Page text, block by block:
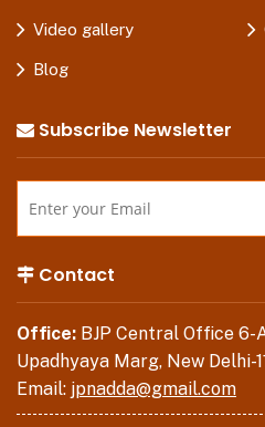
Video gallery
Blog
Subscribe Newsletter
Contact
Office: BJP Central Office 6-
Upadhyaya Marg, New Delhi-
Email: jpnadda@gmail.com